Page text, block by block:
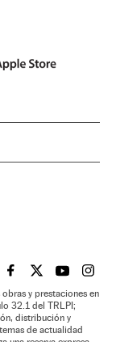
EL PAÍS BRASIL EN
EL PAÍSEL PAÍS
EL
y prestaciones en
32.1 del TRLPI;
distribución y
de actualidad